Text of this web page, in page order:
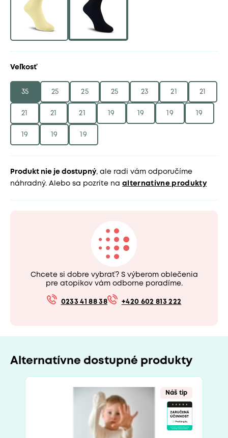
Veľkosť
35 25 25 25 23 21 21
21 21 21 19 19 19 19
19 19 19
Produkt nie je dostupný, ale radi vám odporučíme
náhradný. Alebo sa pozrite na alternatívne produkty
Chcete si dobre vybrať? S výberom oblečenia
pre atopikov vám odborne poradíme.
0233 41 88 38 +420 602 813 222
Alternatívne dostupné produkty
Náš tip